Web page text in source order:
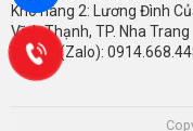
Kho hàng 2: Lương Đình
Vĩnh Thạnh, TP. Nha Trang
Mobile (Zalo):